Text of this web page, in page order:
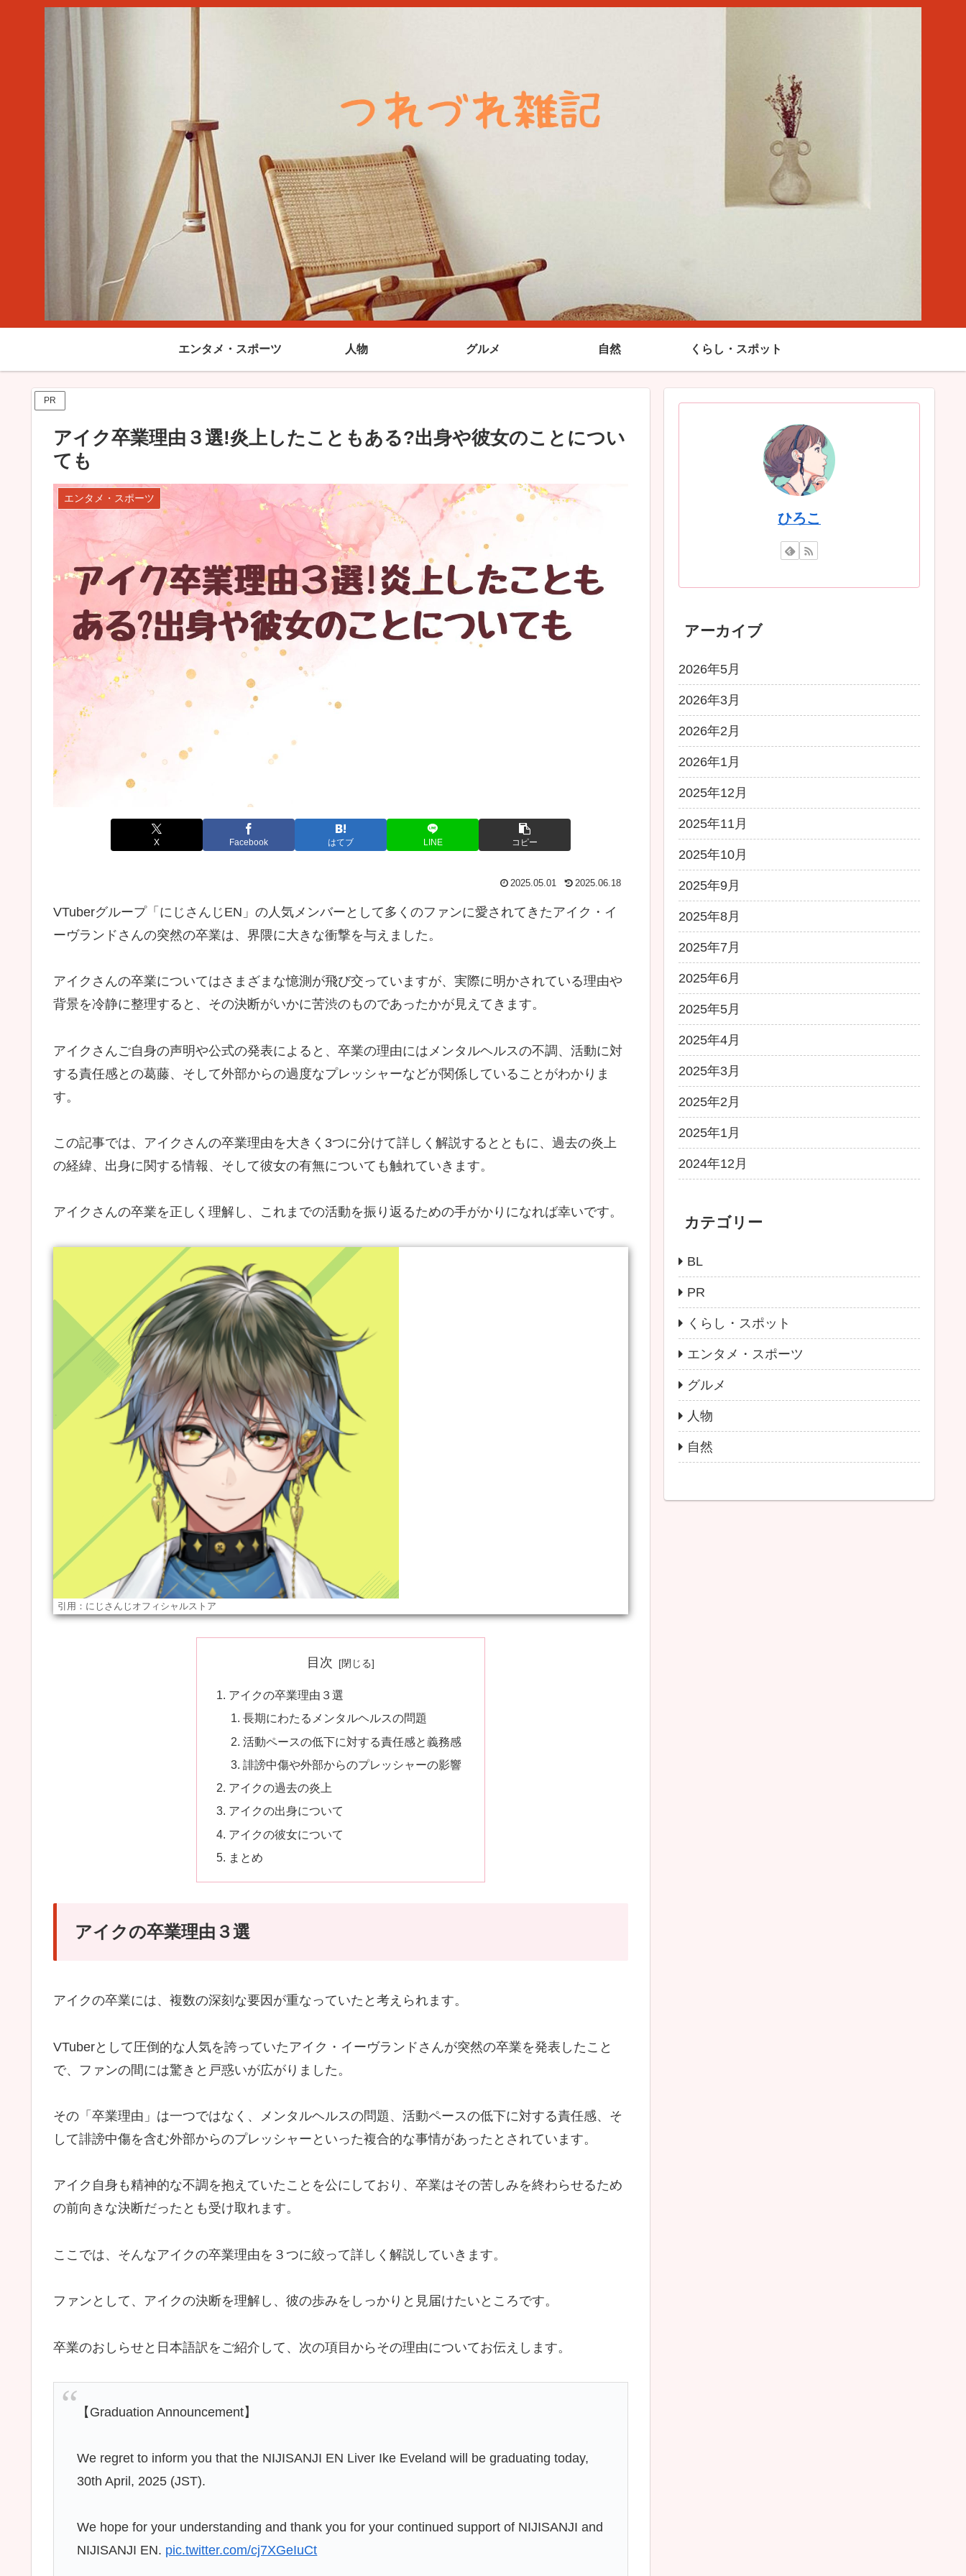
エンタメ・スポーツ 人物 グルメ 自然 くらし・スポット
PR
アイク卒業理由３選!炎上したこともある?出身や彼女のことについ
ても
エンタメ・スポーツ
X Facebook はてブ LINE コピー
2025.05.01 2025.06.18
VTuberグループ「にじさんじEN」の人気メンバーとして多くのファンに愛されてきたアイク・イ
ーヴランドさんの突然の卒業は、界隈に大きな衝撃を与えました。
アイクさんの卒業についてはさまざまな憶測が飛び交っていますが、実際に明かされている理由や
背景を冷静に整理すると、その決断がいかに苦渋のものであったかが見えてきます。
アイクさんご自身の声明や公式の発表によると、卒業の理由にはメンタルヘルスの不調、活動に対
する責任感との葛藤、そして外部からの過度なプレッシャーなどが関係していることがわかりま
す。
この記事では、アイクさんの卒業理由を大きく3つに分けて詳しく解説するとともに、過去の炎上
の経緯、出身に関する情報、そして彼女の有無についても触れていきます。
アイクさんの卒業を正しく理解し、これまでの活動を振り返るための手がかりになれば幸いです。
引用：にじさんじオフィシャルストア
目次
アイクの卒業理由３選
長期にわたるメンタルヘルスの問題
活動ペースの低下に対する責任感と義務感
誹謗中傷や外部からのプレッシャーの影響
アイクの過去の炎上
アイクの出身について
アイクの彼女について
まとめ
アイクの卒業理由３選
アイクの卒業には、複数の深刻な要因が重なっていたと考えられます。
VTuberとして圧倒的な人気を誇っていたアイク・イーヴランドさんが突然の卒業を発表したこと
で、ファンの間には驚きと戸惑いが広がりました。
その「卒業理由」は一つではなく、メンタルヘルスの問題、活動ペースの低下に対する責任感、そ
して誹謗中傷を含む外部からのプレッシャーといった複合的な事情があったとされています。
アイク自身も精神的な不調を抱えていたことを公にしており、卒業はその苦しみを終わらせるため
の前向きな決断だったとも受け取れます。
ここでは、そんなアイクの卒業理由を３つに絞って詳しく解説していきます。
ファンとして、アイクの決断を理解し、彼の歩みをしっかりと見届けたいところです。
卒業のおしらせと日本語訳をご紹介して、次の項目からその理由についてお伝えします。
【Graduation Announcement】
We regret to inform you that the NIJISANJI EN Liver Ike Eveland will be graduating today,
30th April, 2025 (JST).
We hope for your understanding and thank you for your continued support of NIJISANJI and
NIJISANJI EN. pic.twitter.com/cj7XGeIuCt
ひろこ
アーカイブ
2026年5月
2026年3月
2026年2月
2026年1月
2025年12月
2025年11月
2025年10月
2025年9月
2025年8月
2025年7月
2025年6月
2025年5月
2025年4月
2025年3月
2025年2月
2025年1月
2024年12月
カテゴリー
BL
PR
くらし・スポット
エンタメ・スポーツ
グルメ
人物
自然